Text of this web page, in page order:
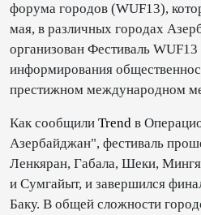
форума городов (WUF13),
мая, в различных городах
организован Фестиваль
информирования
престижном международном
Как сообщили Trend в
Азербайджан", фестиваль
Ленкяран, Габала, Шеки,
и Сумгайыт, и завершился
Баку. В общей сложности